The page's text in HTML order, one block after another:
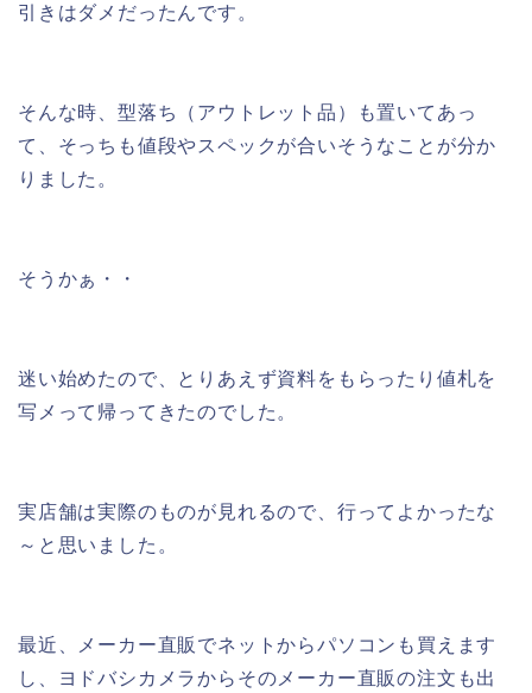
引きはダメだったんです。
そんな時、型落ち（アウトレット品）も置いてあっ
て、そっちも値段やスペックが合いそうなことが分か
りました。
そうかぁ・・
迷い始めたので、とりあえず資料をもらったり値札を
写メって帰ってきたのでした。
実店舗は実際のものが見れるので、行ってよかったな
～と思いました。
最近、メーカー直販でネットからパソコンも買えます
し、ヨドバシカメラからそのメーカー直販の注文も出